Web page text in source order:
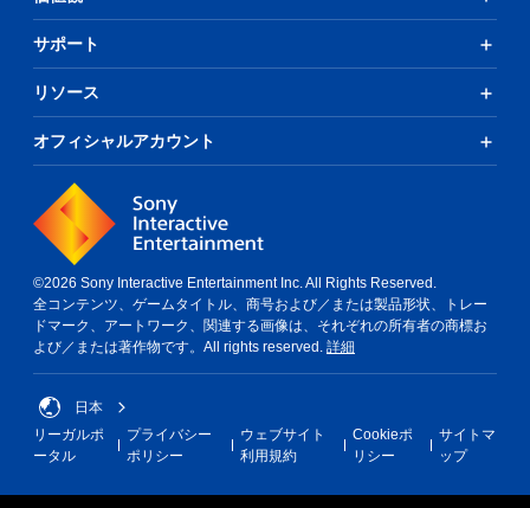
サポート
リソース
オフィシャルアカウント
©2026 Sony Interactive Entertainment Inc. All Rights Reserved.
全コンテンツ、ゲームタイトル、商号および／または製品形状、トレー
ドマーク、アートワーク、関連する画像は、それぞれの所有者の商標お
よび／または著作物です。All rights reserved. 詳細
日本
リーガルポ
ータル
プライバシー
ポリシー
ウェブサイト
利用規約
Cookieポ
リシー
サイトマ
ップ